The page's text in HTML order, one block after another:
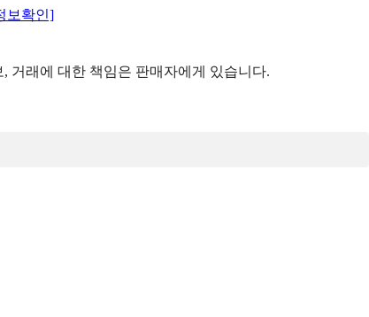
보확인]
거래에 대한 책임은 판매자에게 있습니다.